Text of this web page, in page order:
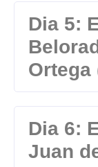
Dia 5:
Ortega
Dia 6:
Juan